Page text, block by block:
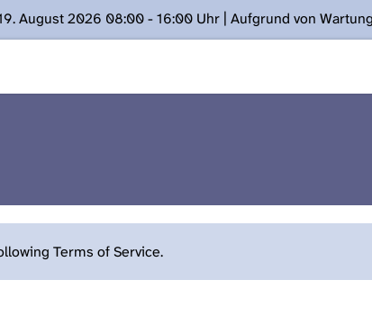
August 2026 08:00 - 16:00 Uhr | Aufgrund von
Kontakt: www.podcast.unibe.ch
Terms of Service.